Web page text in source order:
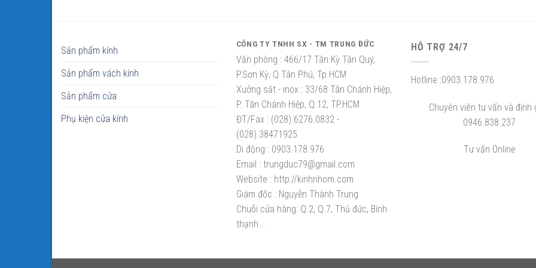
Sản phẩm kính
Sản phẩm vách kính
Sản phẩm cửa
Phụ kiện cửa kính
CÔNG TY TNHH SX - TM TRUNG ĐỨC
Văn phòng :466/17 Tân Kỳ Tân Quý,
P.Sơn Kỳ, Q.Tân Phú, Tp.HCM
Xưởng sắt - inox :33/68 Tân Chánh Hiệp,
P. Tân Chánh Hiệp, Q.12, TP.HCM
ĐT/Fax :(028).6276.0832 -
(028).38471925
Di động :0903.178.976
Email :trungduc79@gmail.com
Website :http://kinhnhom.com
Giám đốc :Nguyễn Thành Trung
Chuỗi cửa hàng: Q.2, Q.7, Thủ đức, Bình
thạnh...
HỖ TRỢ 24/7
Hotline :0903.178.976
Chuyên viên tư vấn và định
0946.838.237
Tư vấn Online